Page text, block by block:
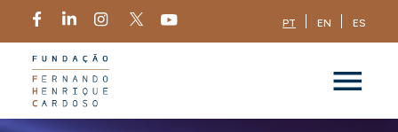
PT EN ES